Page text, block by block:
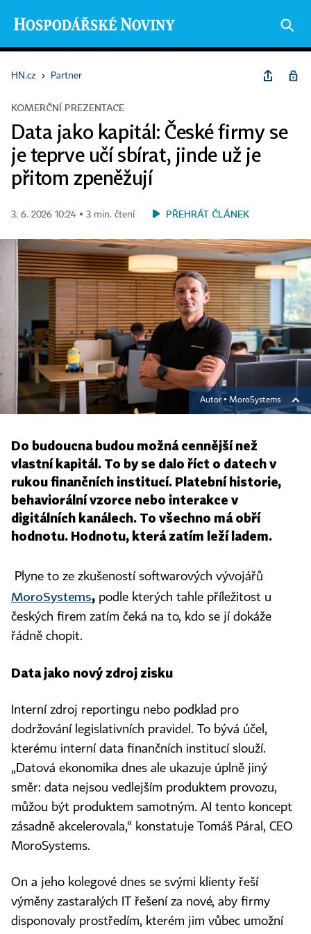
HN.cz › Partner
KOMERČNÍ PREZENTACE
Data jako kapitál: České firmy se
je teprve učí sbírat, jinde už je
přitom zpeněžují
3. 6. 2026 10:24 ▪ 3 min. čtení PŘEHRÁT ČLÁNEK
Autor ▪MoroSystems
Do budoucna budou možná cennější než
vlastní kapitál. To by se dalo říct o datech v
rukou finančních institucí. Platební historie,
behaviorální vzorce nebo interakce v
digitálních kanálech. To všechno má obří
hodnotu. Hodnotu, která zatím leží ladem.
Plyne to ze zkušeností softwarových vývojářů
MoroSystems, podle kterých tahle příležitost u
českých firem zatím čeká na to, kdo se jí dokáže
řádně chopit.
Data jako nový zdroj zisku
Interní zdroj reportingu nebo podklad pro
dodržování legislativních pravidel. To bývá účel,
kterému interní data finančních institucí slouží.
„Datová ekonomika dnes ale ukazuje úplně jiný
směr: data nejsou vedlejším produktem provozu,
můžou být produktem samotným. AI tento koncept
zásadně akcelerovala,“ konstatuje Tomáš Páral, CEO
MoroSystems.
On a jeho kolegové dnes se svými klienty řeší
výměny zastaralých IT řešení za nové, aby firmy
disponovaly prostředím, kterém jim vůbec umožní